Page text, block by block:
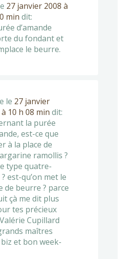
27 janvier 2008 à
min dit:
d’amande
du fondant et
le beurre.
le 27 janvier
10 h 08 min dit:
la purée
est-ce que
à la place de
ramollis ?
type quatre-
est-qu’on met le
de beurre ? parce
çà me dit plus
tes précieux
Cupillard
maîtres
biz et bon week-